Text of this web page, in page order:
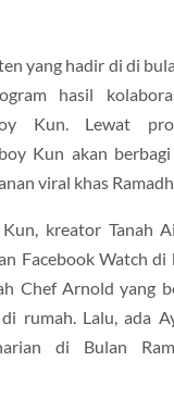
yang hadir di di
hasil
Kun. Lewat
Kun akan
viral khas
Kun, kreator Tanah
Facebook Watch di
Chef Arnold yang
rumah. Lalu, ada
di Bulan